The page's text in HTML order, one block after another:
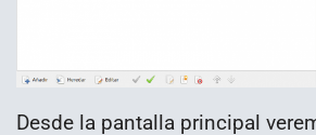
Desde la pantalla principal